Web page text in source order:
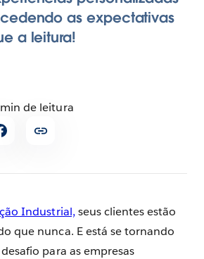
as expectativas
a leitura!
de leitura
Industrial, seus clientes estão
que nunca. E está se tornando
para as empresas